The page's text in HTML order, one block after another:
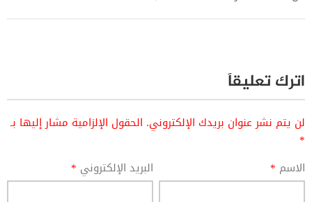
اترك تعليقاً
لن يتم نشر عنوان بريدك الإلكتروني. الحقول الإلزامية مشار إليها بـ
*
الاسم * البريد الإلكتروني *